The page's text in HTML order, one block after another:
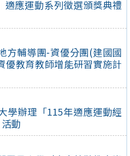
適應運動系列徵選頒獎典禮
方輔導團-資優分團(建國國
優教育教師增能研習實施計
學辦理「115年適應運動經
動